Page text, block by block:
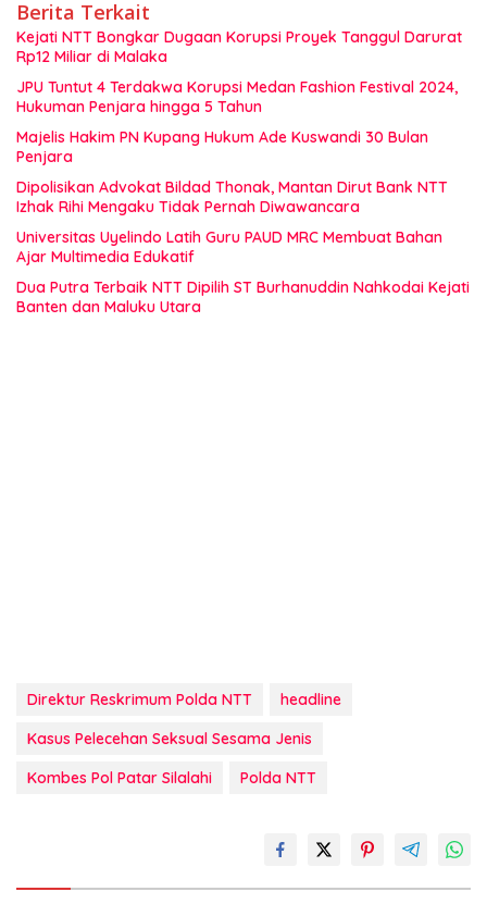
Berita Terkait
Kejati NTT Bongkar Dugaan Korupsi Proyek Tanggul Darurat
Rp12 Miliar di Malaka
JPU Tuntut 4 Terdakwa Korupsi Medan Fashion Festival 2024,
Hukuman Penjara hingga 5 Tahun
Majelis Hakim PN Kupang Hukum Ade Kuswandi 30 Bulan
Penjara
Dipolisikan Advokat Bildad Thonak, Mantan Dirut Bank NTT
Izhak Rihi Mengaku Tidak Pernah Diwawancara
Universitas Uyelindo Latih Guru PAUD MRC Membuat Bahan
Ajar Multimedia Edukatif
Dua Putra Terbaik NTT Dipilih ST Burhanuddin Nahkodai Kejati
Banten dan Maluku Utara
Direktur Reskrimum Polda NTT
headline
Kasus Pelecehan Seksual Sesama Jenis
Kombes Pol Patar Silalahi
Polda NTT